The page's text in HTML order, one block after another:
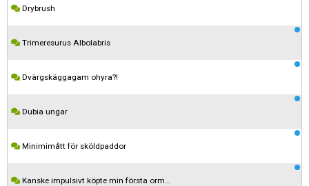
Drybrush
Trimeresurus Albolabris
Dvärgskäggagam ohyra?!
Dubia ungar
Minimimått för sköldpaddor
Kanske impulsivt köpte min första orm…